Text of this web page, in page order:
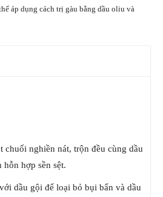
áp dụng cách trị gàu bằng dầu oliu và
chuối nghiền nát, trộn đều cùng dầu
hỗn hợp sền sệt.
dầu gội để loại bỏ bụi bẩn và dầu